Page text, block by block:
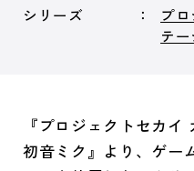
シリーズ
プ
テ
『プロジェクトセカ
初音ミク』より、ゲー